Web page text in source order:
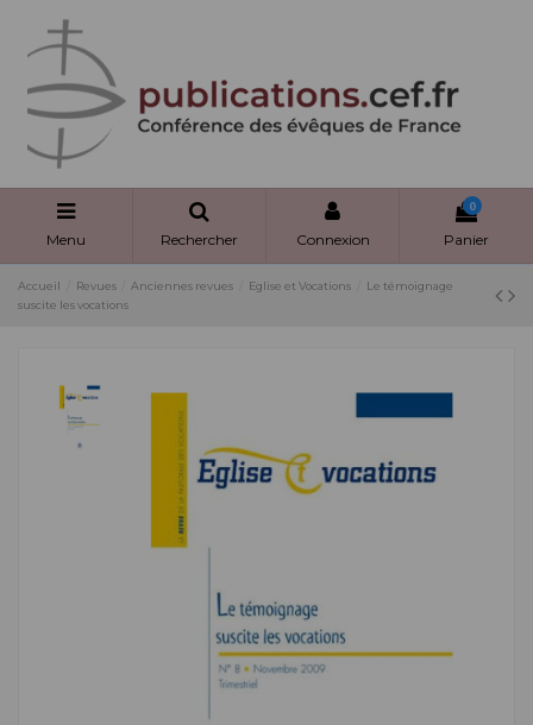
Menu Rechercher Connexion
0
Panier
Accueil Revues Anciennes revues Eglise et Vocations
Le témoignage
suscite les vocations